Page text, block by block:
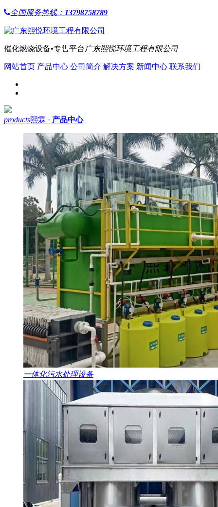
全国服务热线： 13798758789
催化燃烧设备•专售平台 广东熙悦环境工程有限公司
网站首页 产品中心 公司简介 解决方案 新闻中心 联系我们
products熙霖 · 产品中心
一体化污水处理设备